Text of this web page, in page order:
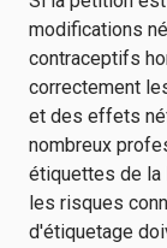
modifications
contraceptifs
correctement
et des effets
nombreux
étiquettes de la
les risques
d'étiquetage